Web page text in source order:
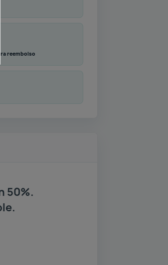
reembolso
50%.